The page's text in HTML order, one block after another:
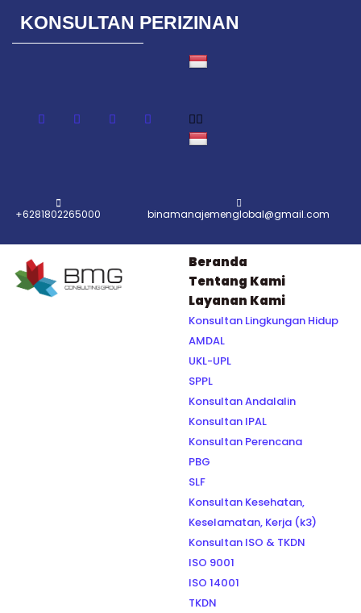
Lompat
KONSULTAN PERIZINAN
+6281802265000 binamanajemenglobal@gmail.com
Beranda
Tentang Kami
Layanan Kami
Konsultan Lingkungan Hidup
AMDAL
UKL-UPL
SPPL
Konsultan Andalalin
Konsultan IPAL
Konsultan Perencana
PBG
SLF
Konsultan Kesehatan,
Keselamatan, Kerja (k3)
Konsultan ISO & TKDN
ISO 9001
ISO 14001
TKDN